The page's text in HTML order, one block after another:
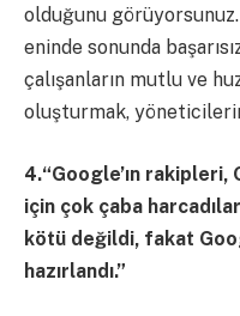
olduğunu
eninde sonunda
çalışanların mutlu ve
oluşturmak,
4.“Google’ın rakipleri,
için çok çaba
kötü değildi, fakat
hazırlandı.”